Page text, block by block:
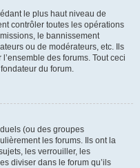
le plus haut niveau de
contrôler toutes les opérations
le bannissement
ou de modérateurs, etc. Ils
des forums. Tout ceci
du forum.
(ou des groupes
les forums. Ils ont la
les verrouiller, les
diviser dans le forum qu’ils